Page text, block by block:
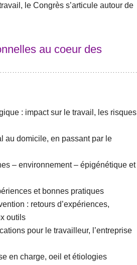
le Congrès s’articule autour de
au coeur des
: impact sur le travail, les risques
au domicile, en passant par le
– environnement – épigénétique et
et bonnes pratiques
: retours d’expériences,
outils
pour le travailleur, l’entreprise
en charge, oeil et étiologies